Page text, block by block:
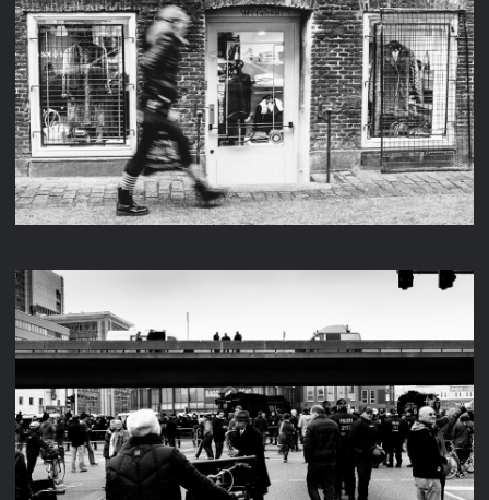
KOPENHAGEN
FREIHEIT